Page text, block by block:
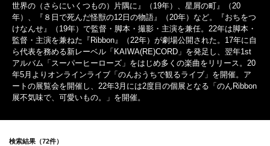
世界の（さらにいくつもの）片隅に』（19年）、星屑の町』（20
年）、『８日で死んだ怪獣の12日の物語』（20年）など。『おちをつ
けなんせ』（19年）で監督・脚本・撮影・主演を兼任。22年は脚本・
監督・主演を兼ねた『Ribbon』（22年）が劇場公開された。17年に自
ら代表を務める新レーベル「KAIWA(RE)CORD」を発足し、翌年1st
アルバム「スーパーヒーローズ」をはじめ多くの楽曲をリリース。20
年5月よりオンラインライブ「のんおうちで観るライブ」を開催。ア
ートの展覧会を開催し、22年3月には2度目の個展となる「のんRibbon
展不気味で、可愛いもの。」を開催。
検索結果（72件）